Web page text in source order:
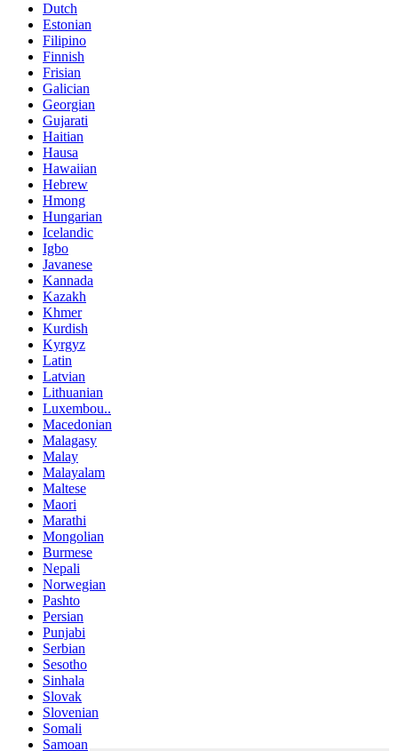
Dutch
Estonian
Filipino
Finnish
Frisian
Galician
Georgian
Gujarati
Haitian
Hausa
Hawaiian
Hebrew
Hmong
Hungarian
Icelandic
Igbo
Javanese
Kannada
Kazakh
Khmer
Kurdish
Kyrgyz
Latin
Latvian
Lithuanian
Luxembou..
Macedonian
Malagasy
Malay
Malayalam
Maltese
Maori
Marathi
Mongolian
Burmese
Nepali
Norwegian
Pashto
Persian
Punjabi
Serbian
Sesotho
Sinhala
Slovak
Slovenian
Somali
Samoan